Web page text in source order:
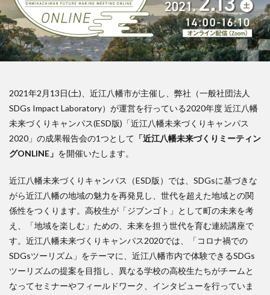
2021年2月13日(土)、近江八幡市が主催し、弊社（一般社団法人
SDGs Impact Laboratory）が運営を行っている2020年度 近江八幡
未来づくりキャンパス(ESD版)「近江八幡未来づくりキャンパス
2020」の成果報告会の1つとして 「近江八幡未来づくりミーティン
グONLINE」 を開催いたします。
近江八幡未来づくりキャンパス（ESD版）では、SDGsに基づきな
がら近江八幡の地域の魅力を再発見し、世代を超えた地域との関
係性をつくります。高校生が「ジブンゴト」として町の未来を考
え、「地域を楽しむ」ための、未来を担う世代を育む連続講座で
す。近江八幡未来づくりキャンパス2020では、「コロナ禍での
SDGsツーリズム」をテーマに、近江八幡市内で体験できるSDGs
ツーリズムの提案を目指し、異なる学校の高校生たちがチームと
なってセミナーやフィールドワーク、インタビューを行っていま